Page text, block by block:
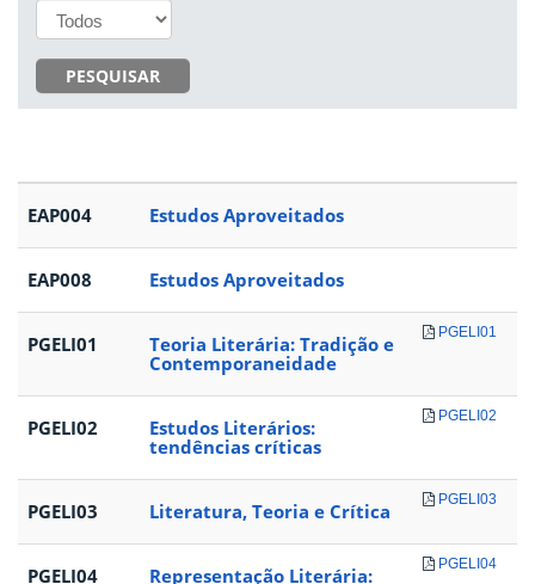
PESQUISAR
EAP004 Estudos Aproveitados
EAP008 Estudos Aproveitados
PGELI01
Teoria Literária: Tradição e
Contemporaneidade
PGELI01
PGELI02
Estudos Literários:
tendências críticas
PGELI02
PGELI03 Literatura, Teoria e Crítica
PGELI03
PGELI04
Representação Literária:
PGELI04